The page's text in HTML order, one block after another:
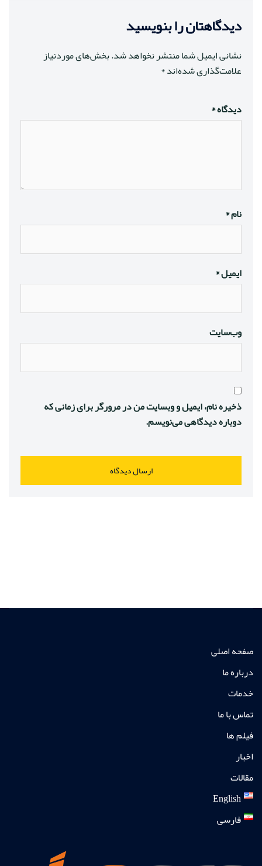
دیدگاهتان را بنویسید
نشانی ایمیل شما منتشر نخواهد شد.بخش‌های موردنیاز
علامت‌گذاری شده‌اند*
دیدگاه*
نام*
ایمیل*
وب‌سایت
ذخیره نام، ایمیل و وبسایت من در مرورگر برای زمانی که
دوباره دیدگاهی می‌نویسم.
صفحه اصلی
درباره ما
خدمات
تماس با ما
فیلم ها
اخبار
مقالات
English
فارسی